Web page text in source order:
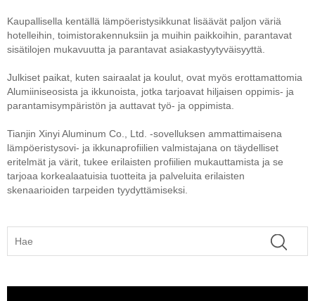
Kaupallisella kentällä lämpöeristysikkunat lisäävät paljon väriä
hotelleihin, toimistorakennuksiin ja muihin paikkoihin, parantavat
sisätilojen mukavuutta ja parantavat asiakastyytyväisyyttä.
Julkiset paikat, kuten sairaalat ja koulut, ovat myös erottamattomia
Alumiiniseosista ja ikkunoista, jotka tarjoavat hiljaisen oppimis- ja
parantamisympäristön ja auttavat työ- ja oppimista.
Tianjin Xinyi Aluminum Co., Ltd. -sovelluksen ammattimaisena
lämpöeristysovi- ja ikkunaprofiilien valmistajana on täydelliset
eritelmät ja värit, tukee erilaisten profiilien mukauttamista ja se
tarjoaa korkealaatuisia tuotteita ja palveluita erilaisten
skenaarioiden tarpeiden tyydyttämiseksi.